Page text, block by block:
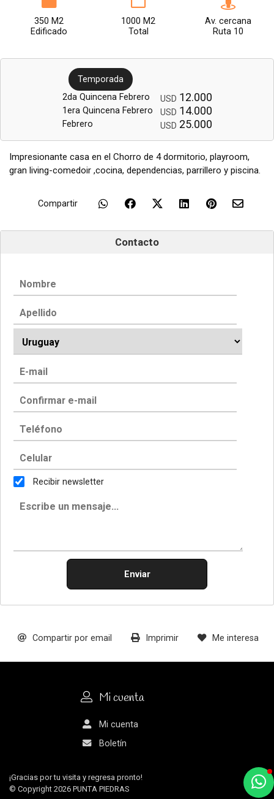
350 M2
Edificado
1000 M2
Total
Av. cercana
Ruta 10
Temporada
2da Quincena Febrero
USD 12.000
1era Quincena Febrero USD 14.000
Febrero USD 25.000
Impresionante casa en el Chorro de 4 dormitorio, playroom,
gran living-comedoir ,cocina, dependencias, parrillero y piscina.
Compartir
Contacto
Recibir newsletter
Enviar
Compartir por email Imprimir Me interesa
Mi cuenta
Mi cuenta
Boletín
¡Gracias por tu visita y regresa pronto!
© Copyright 2026 PUNTA PIEDRAS